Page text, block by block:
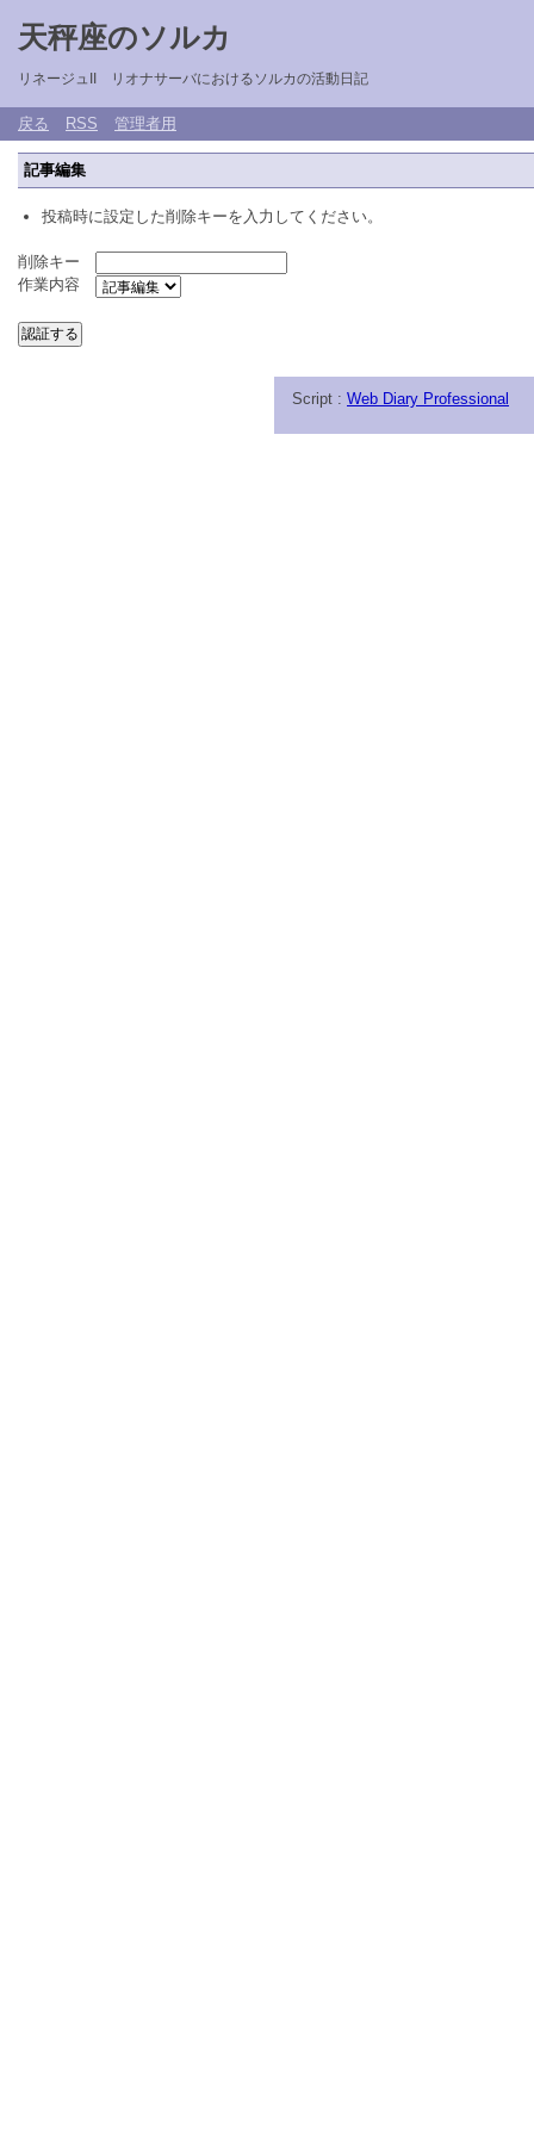
天秤座のソルカ
リネージュII リオナサーバにおけるソルカの活動日記
戻る RSS 管理者用
記事編集
投稿時に設定した削除キーを入力してください。
削除キー
作業内容
Script : Web Diary Professional